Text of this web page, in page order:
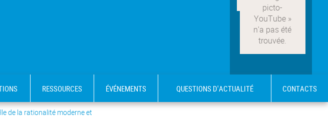
RESSOURCES ÉVÉNEMENTS QUESTIONS D'ACTUALITÉ CONTACTS
de la rationalité moderne et